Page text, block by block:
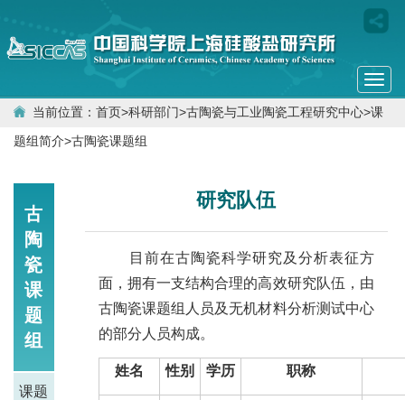
当前位置： 首页>科研部门>古陶瓷与工业陶瓷工程研究中心>课
题组简介>古陶瓷课题组
古
陶
瓷
课
题
组
课题
研究队伍
目前在古陶瓷科学研究及分析表征方
面，拥有一支结构合理的高效研究队伍，由
古陶瓷课题组人员及无机材料分析测试中心
的部分人员构成。
姓名 性别 学历 职称